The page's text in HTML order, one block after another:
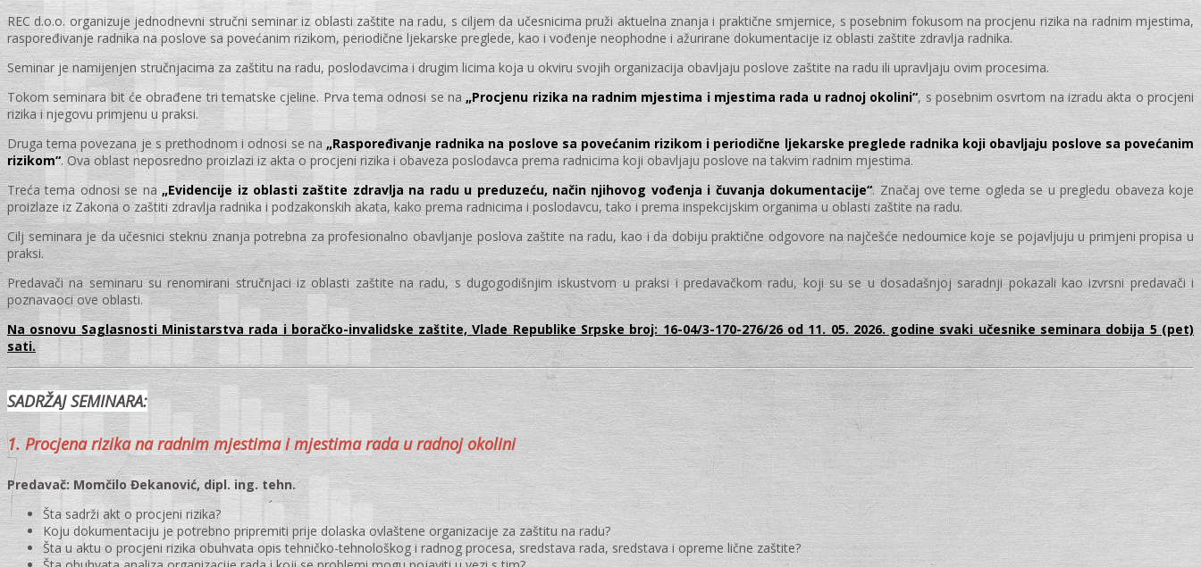
REC d.o.o. organizuje jednodnevni stručni seminar iz oblasti zaštite na radu, s ciljem da učesnicima pruži aktuelna znanja i praktične smjernice, s posebnim fokusom na procjenu rizika na radnim mjestima,
raspoređivanje radnika na poslove sa povećanim rizikom, periodične ljekarske preglede, kao i vođenje neophodne i ažurirane dokumentacije iz oblasti zaštite zdravlja radnika.
Seminar je namijenjen stručnjacima za zaštitu na radu, poslodavcima i drugim licima koja u okviru svojih organizacija obavljaju poslove zaštite na radu ili upravljaju ovim procesima.
Tokom seminara bit će obrađene tri tematske cjeline. Prva tema odnosi se na „Procjenu rizika na radnim mjestima i mjestima rada u radnoj okolini“, s posebnim osvrtom na izradu akta o procjeni
rizika i njegovu primjenu u praksi.
Druga tema povezana je s prethodnom i odnosi se na„Raspoređivanje radnika na poslove sa povećanim rizikom i periodične ljekarske preglede radnika koji obavljaju poslove sa povećanim
rizikom“. Ova oblast neposredno proizlazi iz akta o procjeni rizika i obaveza poslodavca prema radnicima koji obavljaju poslove na takvim radnim mjestima.
Treća tema odnosi se na„Evidencije iz oblasti zaštite zdravlja na radu u preduzeću, način njihovog vođenja i čuvanja dokumentacije“. Značaj ove teme ogleda se u pregledu obaveza koje
proizlaze iz Zakona o zaštiti zdravlja radnika i podzakonskih akata, kako prema radnicima i poslodavcu, tako i prema inspekcijskim organima u oblasti zaštite na radu.
Cilj seminara je da učesnici steknu znanja potrebna za profesionalno obavljanje poslova zaštite na radu, kao i da dobiju praktične odgovore na najčešće nedoumice koje se pojavljuju u primjeni propisa u
praksi.
Predavači na seminaru su renomirani stručnjaci iz oblasti zaštite na radu, s dugogodišnjim iskustvom u praksi i predavačkom radu, koji su se u dosadašnjoj saradnji pokazali kao izvrsni predavači i
poznavaoci ove oblasti.
Na osnovu Saglasnosti Ministarstva rada i boračko-invalidske zaštite, Vlade Republike Srpske broj: 16-04/3-170-276/26 od 11. 05. 2026. godine svaki učesnike seminara dobija 5 (pet)
sati.
SADRŽAJ SEMINARA:
1. Procjena rizika na radnim mjestima i mjestima rada u radnoj okolini
Predavač: Momčilo Đekanović, dipl. ing. tehn.
Šta sadrži akt o procjeni rizika?
Koju dokumentaciju je potrebno pripremiti prije dolaska ovlaštene organizacije za zaštitu na radu?
Šta u aktu o procjeni rizika obuhvata opis tehničko-tehnološkog i radnog procesa, sredstava rada, sredstava i opreme lične zaštite?